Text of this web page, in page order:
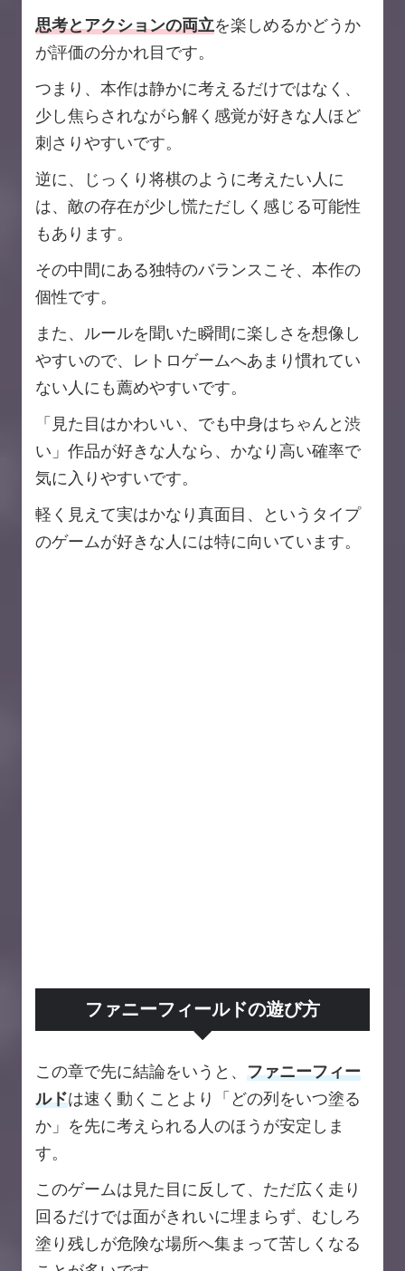
思考とアクションの両立を楽しめるかどうか
が評価の分かれ目です。
つまり、本作は静かに考えるだけではなく、
少し焦らされながら解く感覚が好きな人ほど
刺さりやすいです。
逆に、じっくり将棋のように考えたい人に
は、敵の存在が少し慌ただしく感じる可能性
もあります。
その中間にある独特のバランスこそ、本作の
個性です。
また、ルールを聞いた瞬間に楽しさを想像し
やすいので、レトロゲームへあまり慣れてい
ない人にも薦めやすいです。
「見た目はかわいい、でも中身はちゃんと渋
い」作品が好きな人なら、かなり高い確率で
気に入りやすいです。
軽く見えて実はかなり真面目、というタイプ
のゲームが好きな人には特に向いています。
ファニーフィールドの遊び方
この章で先に結論をいうと、 ファニーフィー
ルドは速く動くことより「どの列をいつ塗る
か」を先に考えられる人のほうが安定しま
す。
このゲームは見た目に反して、ただ広く走り
回るだけでは面がきれいに埋まらず、むしろ
塗り残しが危険な場所へ集まって苦しくなる